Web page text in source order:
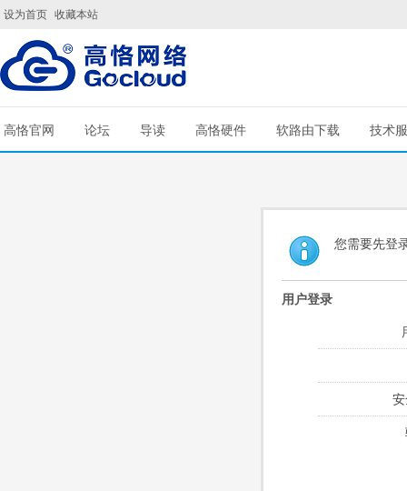
设为首页 收藏本站
高恪官网 论坛 导读 高恪硬件 软路由下载 技术
您需要先登
用户登录